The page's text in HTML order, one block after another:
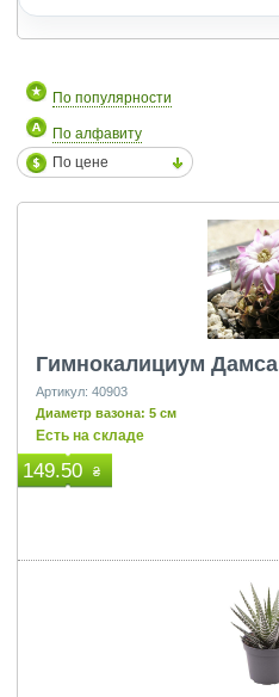
По популярности
По алфавиту
По цене
Гимнокалициум Дамса
Артикул: 40903
Диаметр вазона: 5 см
Есть на складе
149.50 ₴